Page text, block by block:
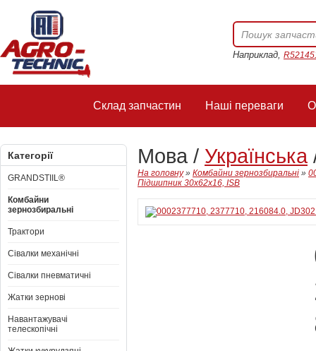
Наприклад,
Склад запчастин Наші переваги
Категорії
GRANDSTIIL®
Комбайни
зернозбиральні
Трактори
Сівалки механічні
Сівалки пневматичні
Жатки зернові
Навантажувачі
телескопічні
Мова / Українська
На головну» Комбайни зернозбиральні »
Підшипник 30x62x16, ISB